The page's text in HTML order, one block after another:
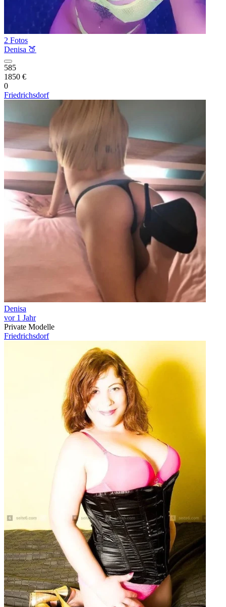
2 Fotos
Denisa 🍑
585
1850 €
0
Friedrichsdorf
Denisa
vor 1 Jahr
Private Modelle
Friedrichsdorf